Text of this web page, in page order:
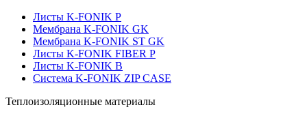
Листы K-FONIK P
Мембрана K-FONIK GK
Мембрана K-FONIK ST GK
Листы K-FONIK FIBER P
Листы K-FONIK B
Система K-FONIK ZIP CASE
Теплоизоляционные материалы